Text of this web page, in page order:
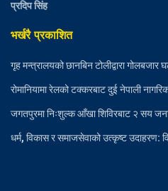
प्रदिप सिंह
भर्खरै प्रकाशित
गृह मन्त्रालयको छानबिन टोलीद्वारा
रोमानियामा रेलको टक्करबाट दुई नेपाली
जगतपुरमा निःशुल्क आँखा शिविरबाट २ सय
धर्म, विकास र समाजसेवाको उत्कृष्ट उदाहरण: